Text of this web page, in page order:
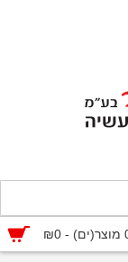
- ₪0